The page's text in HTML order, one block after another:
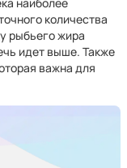
количества
рыбьего жира
идет выше. Также
важна для